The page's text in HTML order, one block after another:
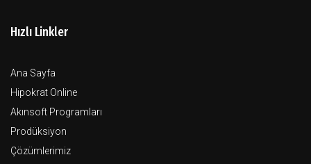
Hızlı Linkler
Ana Sayfa
Hipokrat Online
Akınsoft Programları
Prodüksiyon
Çözümlerimiz